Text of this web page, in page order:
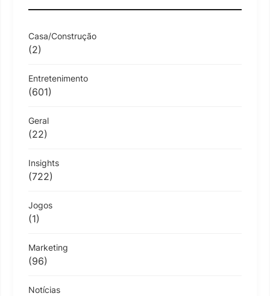
Casa/Construção
(2)
Entretenimento
(601)
Geral
(22)
Insights
(722)
Jogos
(1)
Marketing
(96)
Notícias